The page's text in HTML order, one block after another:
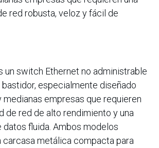
red robusta, veloz y fácil de
un switch Ethernet no administrable
especialmente diseñado
medianas empresas que requieren
de red de alto rendimiento y una
fluida. Ambos modelos
carcasa metálica compacta para